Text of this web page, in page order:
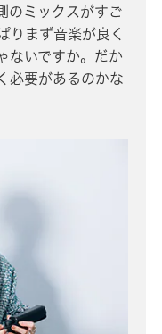
のミックスがすご
りまず音楽が良く
ないですか。だか
必要があるのかな